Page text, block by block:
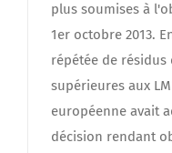
plus soumises à
1er octobre 2013.
répétée de résidus
supérieures aux
européenne avait
décision rendant